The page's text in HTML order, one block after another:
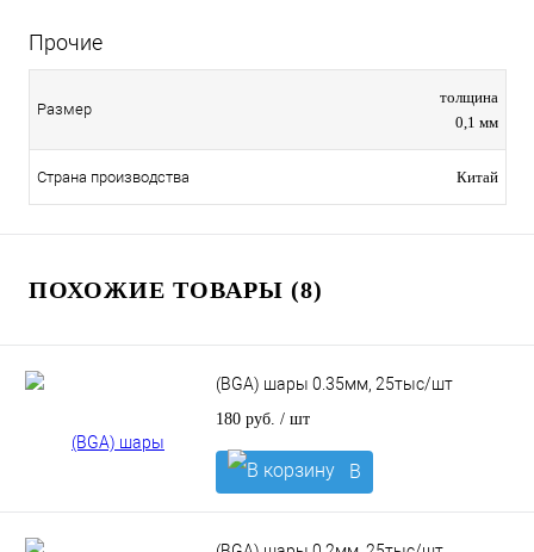
Прочие
Размер
толщина
0,1 мм
Страна производства Китай
ПОХОЖИЕ ТОВАРЫ (8)
(BGA) шары 0.35мм, 25тыс/шт
180 руб. / шт
В
корзину